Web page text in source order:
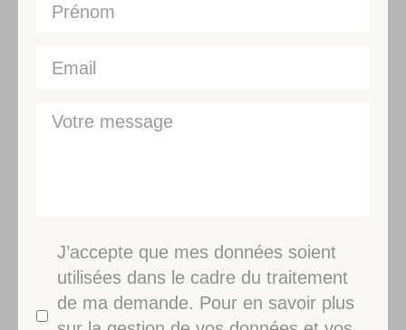
J’accepte que mes données soient
utilisées dans le cadre du traitement
de ma demande. Pour en savoir plus